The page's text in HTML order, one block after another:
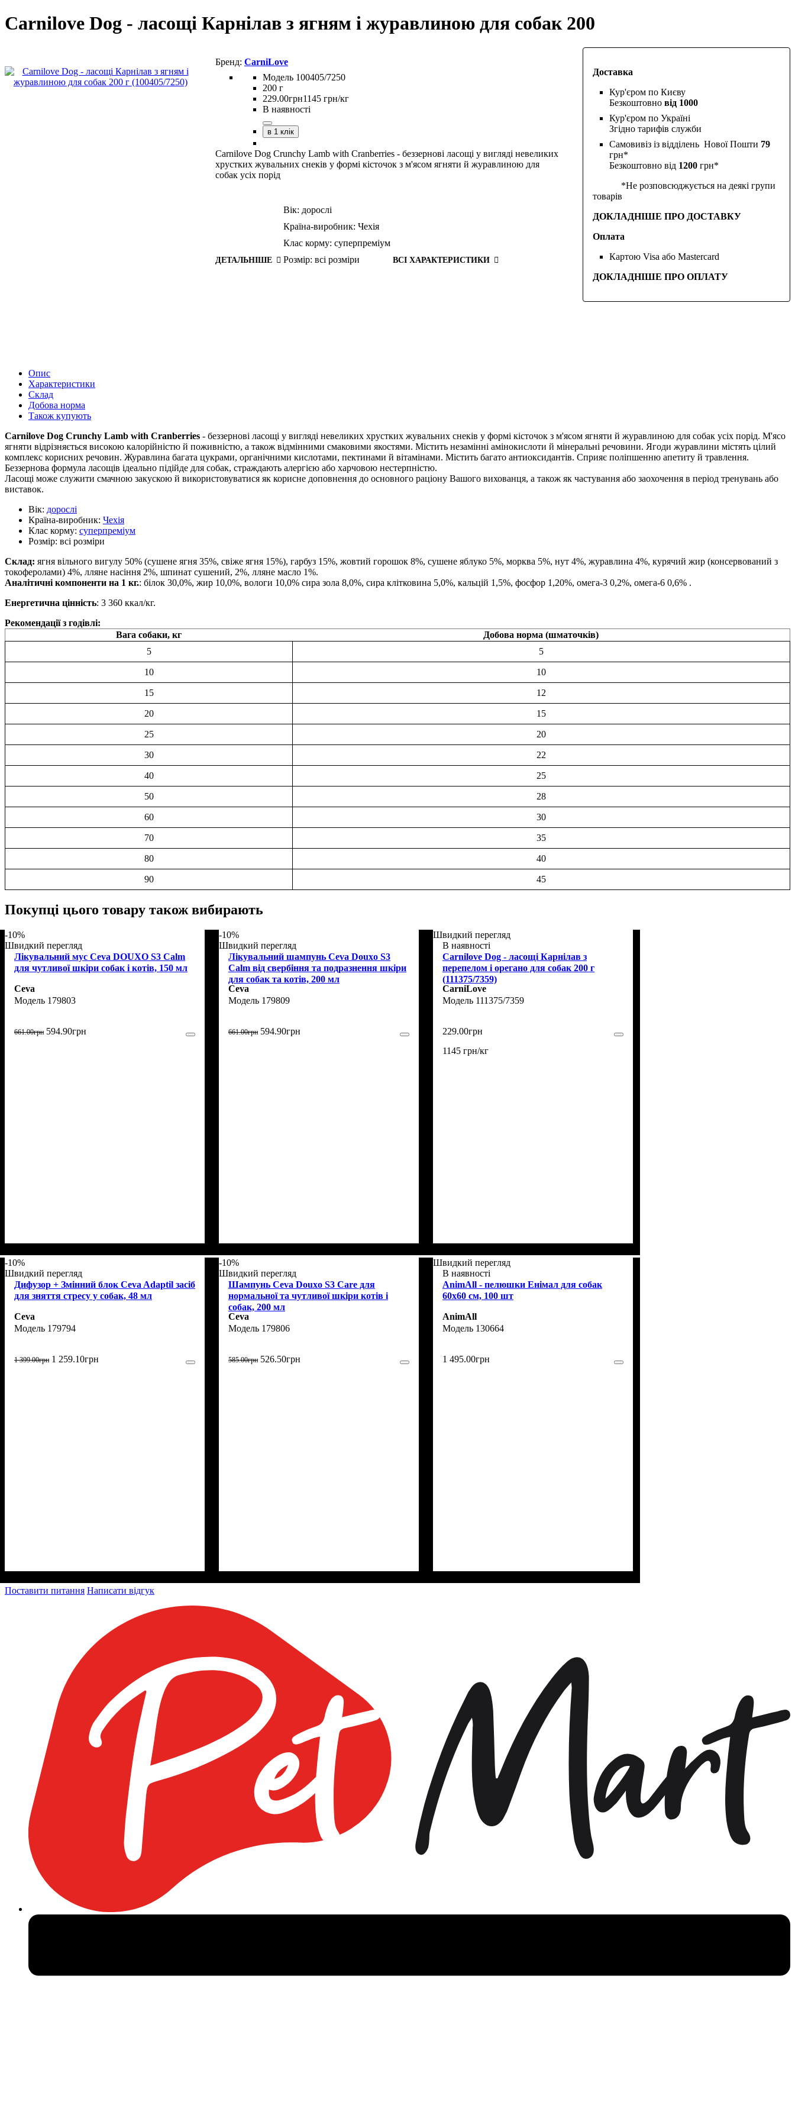
Carnilove Dog - ласощі Карнілав з ягням і журавлиною для собак 200
Доставка
Кур'єром по Києву
Безкоштовно від 1000
Кур'єром по Україні
Згідно тарифів служби
Самовивіз із відділень Нової Пошти 79
грн*
Безкоштовно від 1200 грн*
*Не розповсюджується на деякі групи
товарів
ДОКЛАДНІШЕ ПРО ДОСТАВКУ
Оплата
Картою Visa або Mastercard
ДОКЛАДНІШЕ ПРО ОПЛАТУ
CarniLove
100405/7250
200 г
229.00грн1145 грн/кг
В наявності
в 1 клік
Carnilove Dog Crunchy Lamb with Cranberries - беззернові ласощі у вигляді невеликих
хрустких жувальних снеків у формі кісточок з м'ясом ягняти й журавлиною для
собак усіх порід
ДЕТАЛЬНІШЕ
Вік: дорослі
Країна-виробник: Чехія
Клас корму: суперпреміум
Розмір: всі розміри ВСІ ХАРАКТЕРИСТИКИ
Опис
Характеристики
Склад
Добова норма
Також купують
Carnilove Dog Crunchy Lamb with Cranberries - беззернові ласощі у вигляді невеликих хрустких жувальних снеків у формі кісточок з м'ясом ягняти й журавлиною для собак усіх порід. М'ясо
ягняти відрізняється високою калорійністю й поживністю, а також відмінними смаковими якостями. Містить незамінні амінокислоти й мінеральні речовини. Ягоди журавлини містять цілий
комплекс корисних речовин. Журавлина багата цукрами, органічними кислотами, пектинами й вітамінами. Містить багато антиоксидантів. Сприяє поліпшенню апетиту й травлення.
Беззернова формула ласощів ідеально підійде для собак, страждають алергією або харчовою нестерпністю.
Ласощі може служити смачною закускою й використовуватися як корисне доповнення до основного раціону Вашого вихованця, а також як частування або заохочення в період тренувань або
виставок.
Вік: дорослі
Країна-виробник: Чехія
Клас корму: суперпреміум
Розмір: всі розміри
Склад: ягня вільного вигулу 50% (сушене ягня 35%, свіже ягня 15%), гарбуз 15%, жовтий горошок 8%, сушене яблуко 5%, морква 5%, нут 4%, журавлина 4%, курячий жир (консервований з
токоферолами) 4%, лляне насіння 2%, шпинат сушений, 2%, лляне масло 1%.
Аналітичні компоненти на 1 кг.: білок 30,0%, жир 10,0%, вологи 10,0% сира зола 8,0%, сира клітковина 5,0%, кальцій 1,5%, фосфор 1,20%, омега-3 0,2%, омега-6 0,6% .
Енергетична цінність: 3 360 ккал/кг.
Рекомендації з годівлі:
Вага собаки, кг
Добова норма (шматочків)
5
5
10 10
15 12
20 15
25 20
30 22
40 25
50 28
60 30
70 35
80 40
90 45
Покупці цього товару також вибирають
-10%
Швидкий перегляд
Лікувальний мус Ceva DOUXO S3 Calm
для чутливої шкіри собак і котів, 150 мл
Ceva
179803
661.00грн 594.90грн
-10%
Швидкий перегляд
Лікувальний шампунь Ceva Douxo S3
Calm від свербіння та подразнення шкіри
для собак та котів, 200 мл
Ceva
179809
661.00грн 594.90грн
Швидкий перегляд
В наявності
Carnilove Dog - ласощі Карнілав з
перепелом і орегано для собак 200 г
(111375/7359)
CarniLove
111375/7359
229.00грн
1145 грн/кг
-10%
Швидкий перегляд
Дифузор + Змінний блок Ceva Adaptil засіб
для зняття стресу у собак, 48 мл
Ceva
179794
1 399.00грн 1 259.10грн
-10%
Швидкий перегляд
Шампунь Ceva Douxo S3 Care для
нормальної та чутливої шкіри котів і
собак, 200 мл
Ceva
179806
585.00грн 526.50грн
Швидкий перегляд
В наявності
AnimAll - пелюшки Енімал для собак
60х60 см, 100 шт
AnimAll
130664
1 495.00грн
Поставити питання Написати відгук